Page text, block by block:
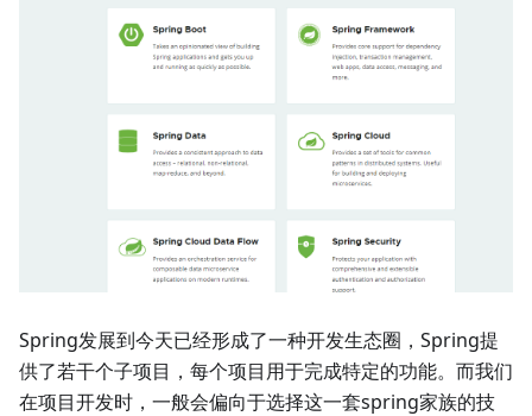
Spring发展到今天已经形成了一种开发生态圈，Spring提
供了若干个子项目，每个项目用于完成特定的功能。而我们
在项目开发时，一般会偏向于选择这一套spring家族的技